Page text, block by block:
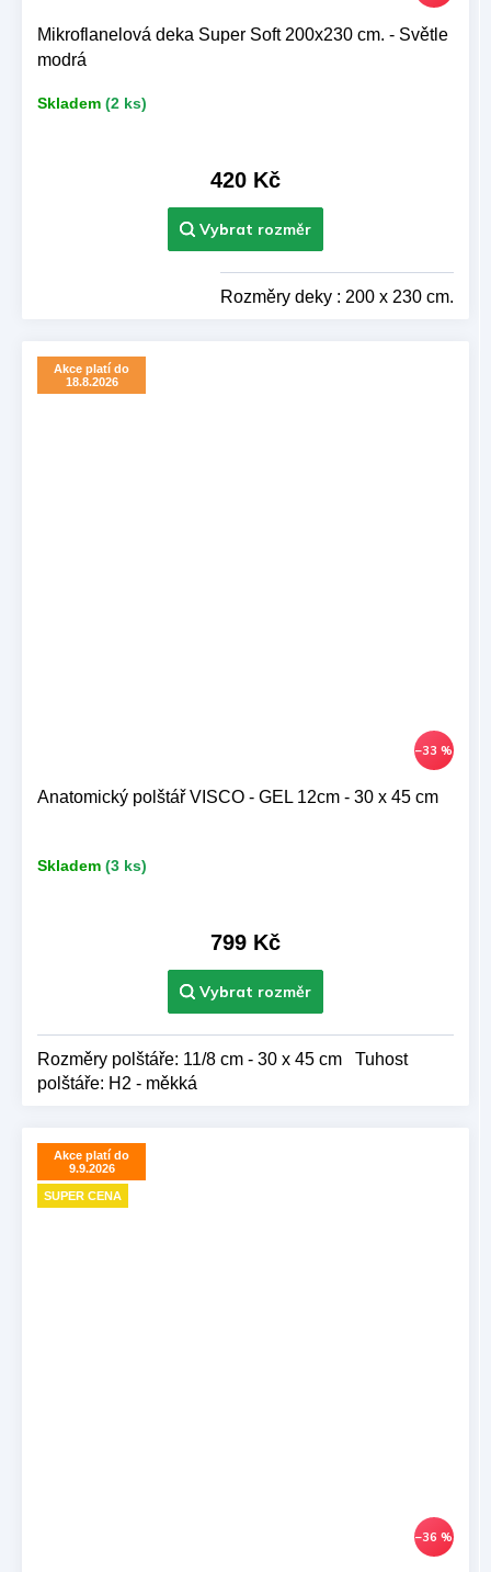
Mikroflanelová deka Super Soft 200x230 cm. - Světle
modrá
Skladem (2 ks)
420 Kč
Rozměry deky : 200 x 230 cm.
Akce platí do
18.8.2026
–33 %
Anatomický polštář VISCO - GEL 12cm - 30 x 45 cm
Skladem (3 ks)
799 Kč
Rozměry polštáře: 11/8 cm - 30 x 45 cm Tuhost
polštáře: H2 - měkká
Akce platí do
9.9.2026
SUPER CENA
–36 %